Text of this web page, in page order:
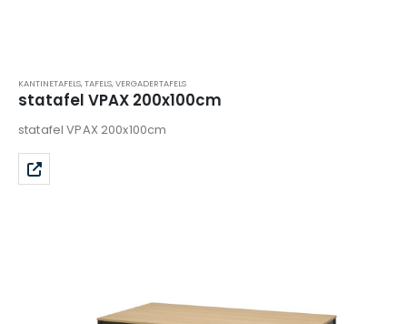
KANTINETAFELS,TAFELS,VERGADERTAFELS
statafel VPAX 200x100cm
statafel VPAX 200x100cm